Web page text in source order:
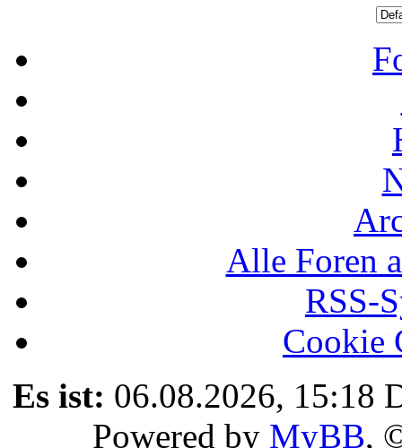
Alle Foren
RSS-
Cookie
Es ist: 06.08.2026, 15:18
Powered by MyBB,